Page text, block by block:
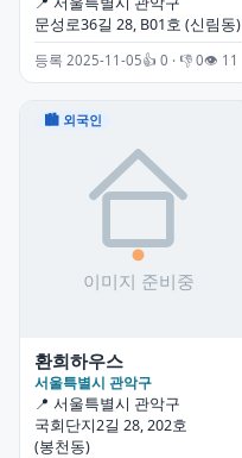
문성로36길 28, B01호 (신림동)
등록 2025-11-05👍 0 · 👎 0👁 11
🏙 외국인
환희하우스
서울특별시 관악구
📍 서울특별시 관악구
국회단지2길 28, 202호
(봉천동)